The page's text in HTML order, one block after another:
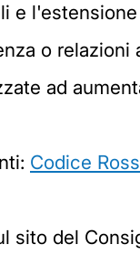
e
o
ad
Codice
sito del